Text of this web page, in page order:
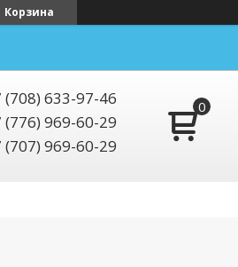
Корзина
(708) 633-97-46
(776) 969-60-29
(707) 969-60-29